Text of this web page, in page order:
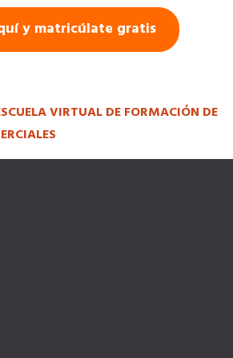
la última
y matricúlate gratis
VIRTUAL DE FORMACIÓN DE